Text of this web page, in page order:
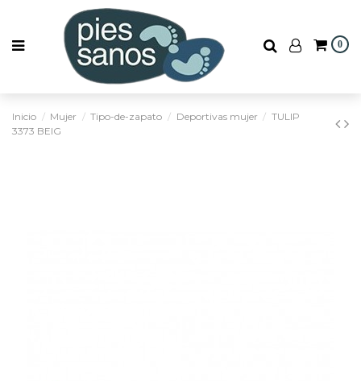
0
Inicio Mujer Tipo-de-zapato Deportivas mujer
TULIP
3373 BEIG